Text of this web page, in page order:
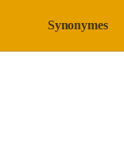
Synonymes